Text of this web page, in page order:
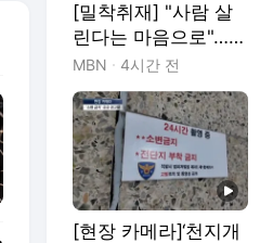
[밀착취재] "사람 살
린다는 마음으로"…폭
염에 특수청소 현장
가보니
MBN 4시간 전
[현장 카메라]‘천지개